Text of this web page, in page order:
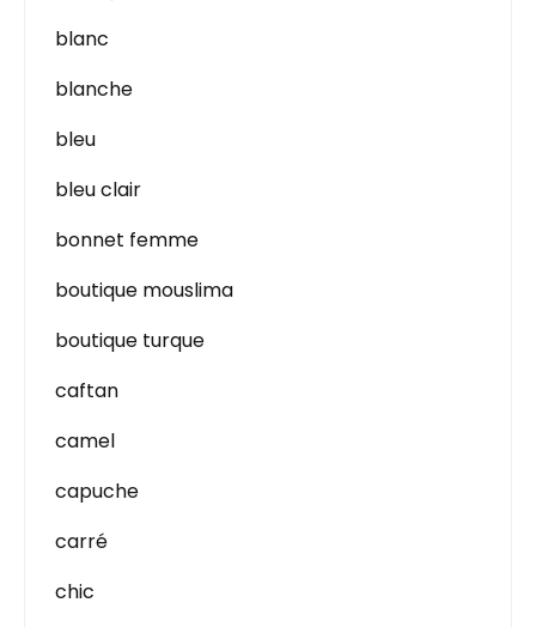
blanc
blanche
bleu
bleu clair
bonnet femme
boutique mouslima
boutique turque
caftan
camel
capuche
carré
chic